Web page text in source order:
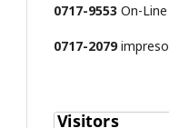
0717-9553 On-Line
0717-2079impreso